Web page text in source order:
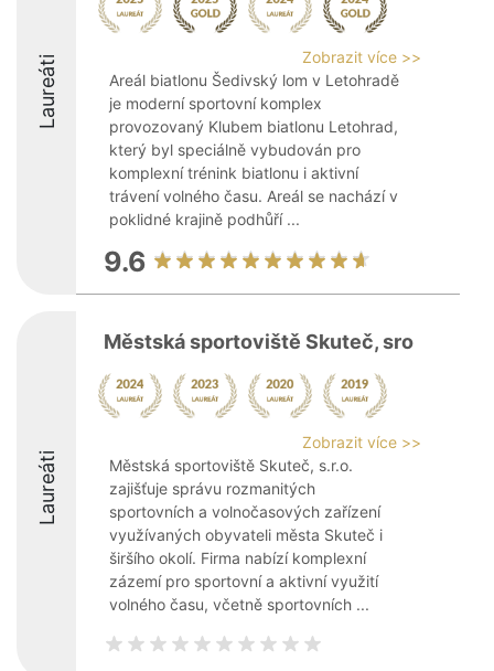
Laureáti
Zobrazit více >>
Areál biatlonu Šedivský lom v Letohradě
je moderní sportovní komplex
provozovaný Klubem biatlonu Letohrad,
který byl speciálně vybudován pro
komplexní trénink biatlonu i aktivní
trávení volného času. Areál se nachází v
poklidné krajině podhůří ...
9.6
Laureáti
Městská sportoviště Skuteč, sro
Zobrazit více >>
Městská sportoviště Skuteč, s.r.o.
zajišťuje správu rozmanitých
sportovních a volnočasových zařízení
využívaných obyvateli města Skuteč i
širšího okolí. Firma nabízí komplexní
zázemí pro sportovní a aktivní využití
volného času, včetně sportovních ...